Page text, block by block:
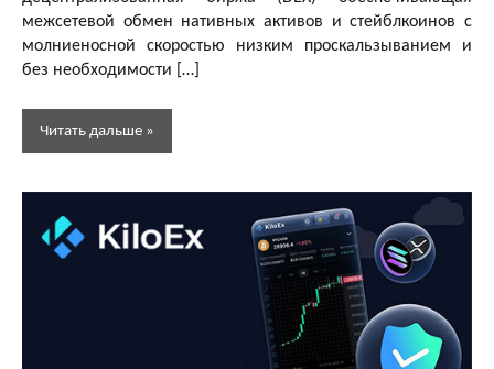
межсетевой обмен нативных активов и стейблкоинов с
молниеносной скоростью низким проскальзыванием и
без необходимости […]
Читать дальше
биржи (DEX)